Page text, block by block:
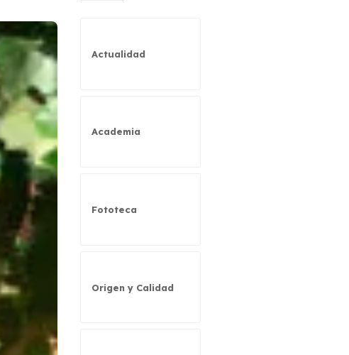
Actualidad
Academia
Fototeca
Origen y Calidad